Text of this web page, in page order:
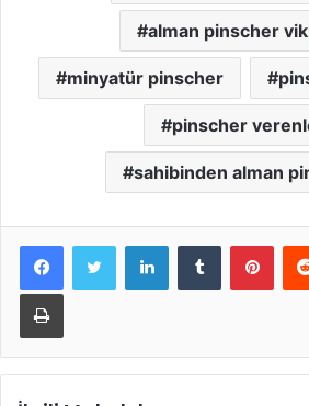
alman pinscher
minyatür pinscher
pinscher
sahibinden alman
LinkedInTumblr
Yazdır